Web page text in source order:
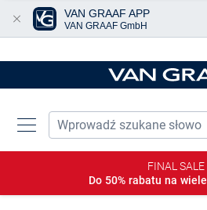
FINAL SALE
Do 50% rabatu na wiele
VAN GRAAF APP
VAN GRAAF GmbH